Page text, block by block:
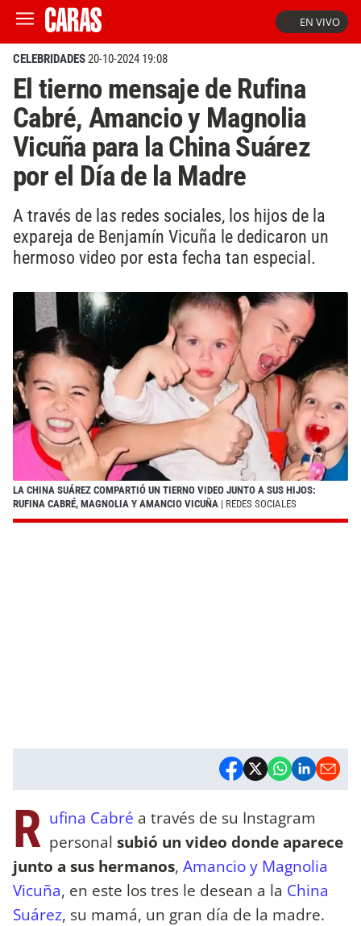
EN VIVO
CELEBRIDADES20-10-2024 19:08
El tierno mensaje de Rufina
Cabré, Amancio y Magnolia
Vicuña para la China Suárez
por el Día de la Madre
A través de las redes sociales, los hijos de la
expareja de Benjamín Vicuña le dedicaron un
hermoso video por esta fecha tan especial.
LA CHINA SUÁREZ COMPARTIÓ UN TIERNO VIDEO JUNTO A SUS HIJOS:
RUFINA CABRÉ, MAGNOLIA Y AMANCIO VICUÑA | REDES SOCIALES
R ufina Cabré a través de su Instagram
personal subió un video donde aparece
junto a sus hermanos, Amancio y Magnolia
Vicuña, en este los tres le desean a la China
Suárez, su mamá, un gran día de la madre.